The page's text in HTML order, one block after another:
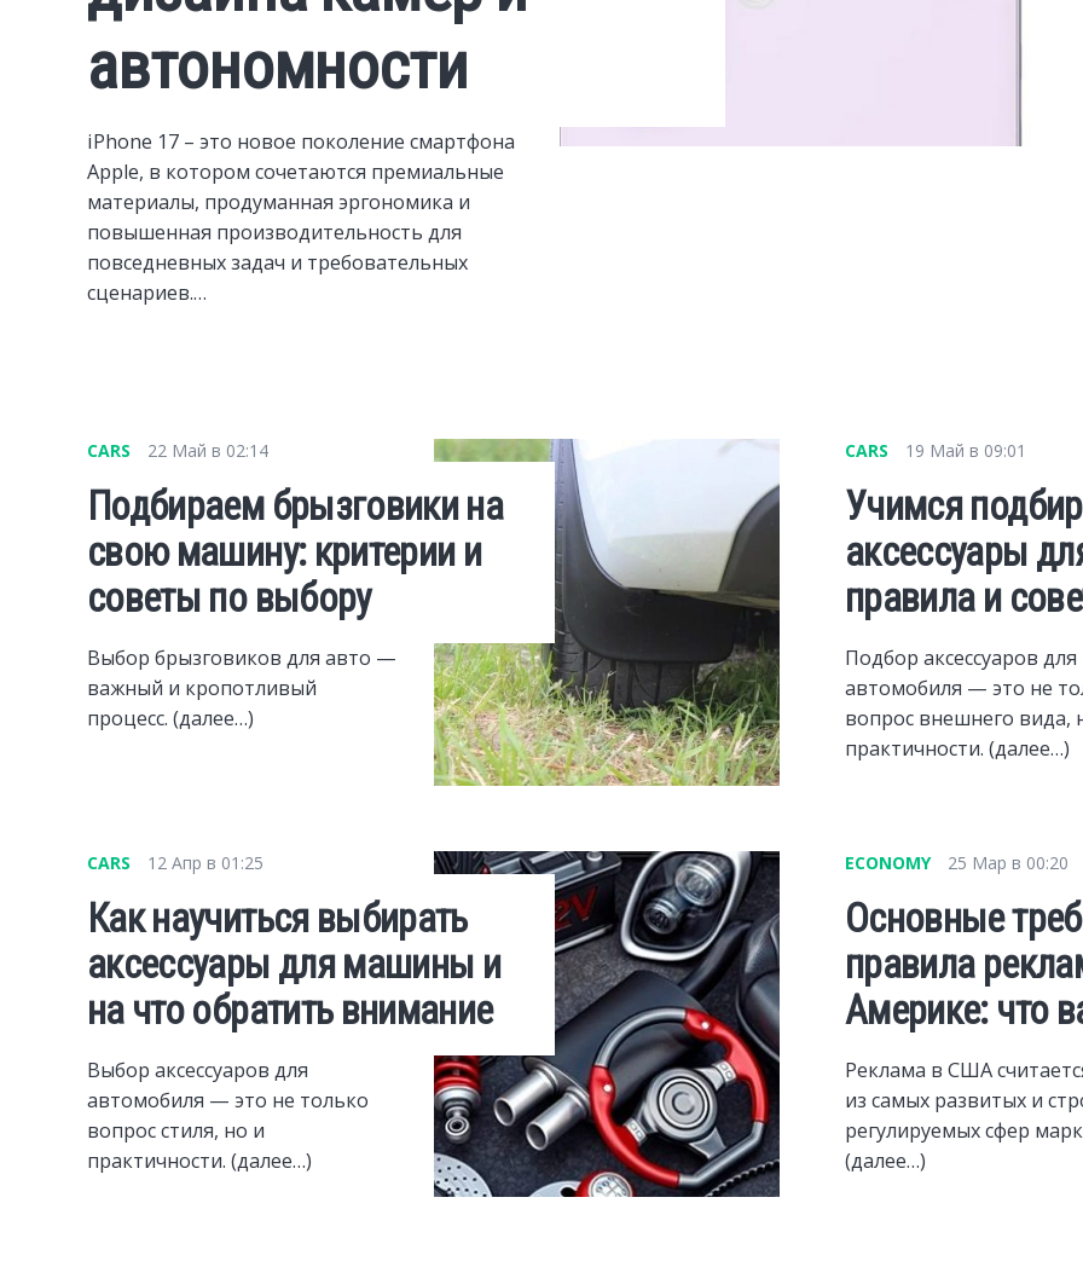
автономности
iPhone 17 – это новое поколение смартфона
Apple, в котором сочетаются премиальные
материалы, продуманная эргономика и
повышенная производительность для
повседневных задач и требовательных
сценариев.…
CARS 22 Май в 02:14
Подбираем брызговики на
свою машину: критерии и
советы по выбору
Выбор брызговиков для авто —
важный и кропотливый
процесс. (далее…)
CARS 19 Май в 09:01
Учимся
аксессуары
правила и
Подбор аксессуаров для
автомобиля — это не
вопрос внешнего вида,
практичности. (далее…)
CARS 12 Апр в 01:25
Как научиться выбирать
аксессуары для машины и
на что обратить внимание
Выбор аксессуаров для
автомобиля — это не только
вопрос стиля, но и
практичности. (далее…)
ECONOMY 25 Мар в 00:20
Основные
правила
Америке: что
Реклама в США
из самых развитых и
регулируемых сфер
(далее…)